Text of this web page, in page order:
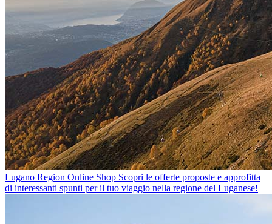
Lugano Region Online Shop Scopri le offerte proposte e approfitta
di interessanti spunti per il tuo viaggio nella regione del Luganese!